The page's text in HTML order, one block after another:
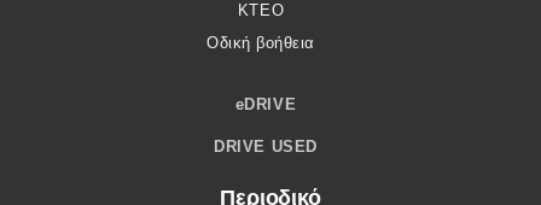
ΚΤΕΟ
Οδική βοήθεια
eDRIVE
DRIVE USED
Περιοδικό